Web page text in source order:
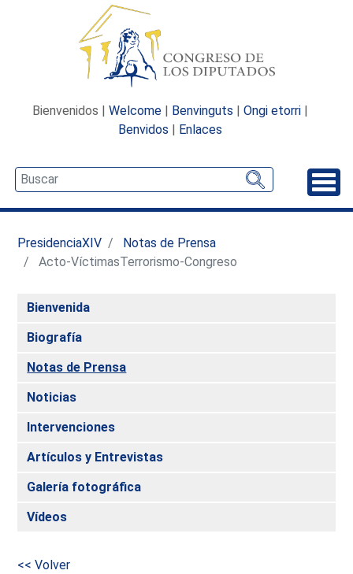
Bienvenidos | Welcome | Benvinguts | Ongi etorri |
Benvidos | Enlaces
PresidenciaXIV
Notas de Prensa
Acto-VíctimasTerrorismo-Congreso
Bienvenida
Biografía
Notas de Prensa
Noticias
Intervenciones
Artículos y Entrevistas
Galería fotográfica
Vídeos
<< Volver